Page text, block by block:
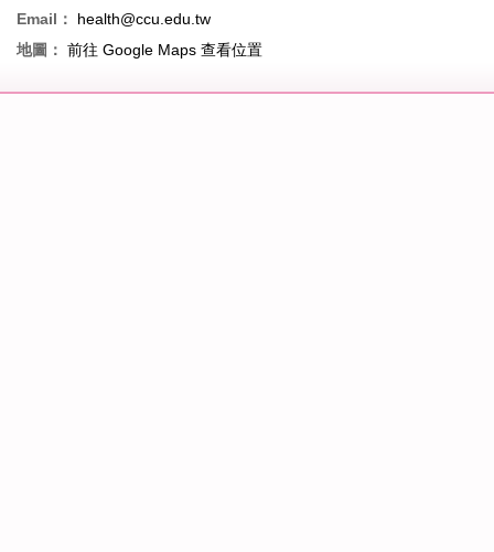
Email：
health@ccu.edu.tw
地圖： 前往 Google Maps 查看位置